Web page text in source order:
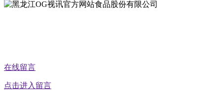
在线留言
点击进入留言